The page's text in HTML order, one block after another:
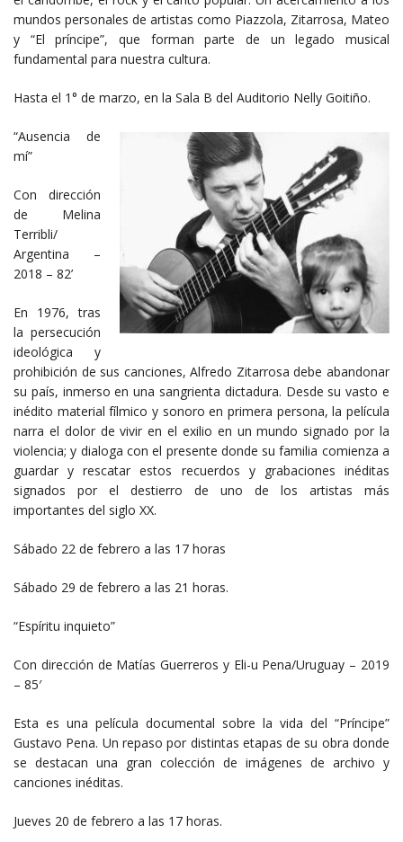
mundos personales de artistas como Piazzola, Zitarrosa, Mateo
y “El príncipe”, que forman parte de un legado musical
fundamental para nuestra cultura.
Hasta el 1° de marzo, en la Sala B del Auditorio Nelly Goitiño.
“Ausencia de
mí”
Con dirección
de Melina
Terribli/
Argentina –
2018 – 82’
En 1976, tras
la persecución
ideológica y
prohibición de sus canciones, Alfredo Zitarrosa debe abandonar
su país, inmerso en una sangrienta dictadura. Desde su vasto e
inédito material fílmico y sonoro en primera persona, la película
narra el dolor de vivir en el exilio en un mundo signado por la
violencia; y dialoga con el presente donde su familia comienza a
guardar y rescatar estos recuerdos y grabaciones inéditas
signados por el destierro de uno de los artistas más
importantes del siglo XX.
Sábado 22 de febrero a las 17 horas
Sábado 29 de febrero a las 21 horas.
“Espíritu inquieto”
Con dirección de Matías Guerreros y Eli-u Pena/Uruguay – 2019
– 85′
Esta es una película documental sobre la vida del “Príncipe”
Gustavo Pena. Un repaso por distintas etapas de su obra donde
se destacan una gran colección de imágenes de archivo y
canciones inéditas.
Jueves 20 de febrero a las 17 horas.